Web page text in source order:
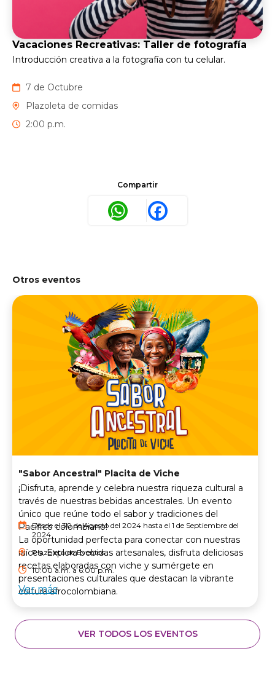
Vacaciones Recreativas: Taller de fotografía
Introducción creativa a la fotografía con tu celular.
7 de Octubre
Plazoleta de comidas
2:00 p.m.
Compartir
WhatsAppFacebook
Otros eventos
"Sabor Ancestral" Placita de Viche
¡Disfruta, aprende y celebra nuestra riqueza cultural a
través de nuestras bebidas ancestrales. Un evento
único que reúne todo el sabor y tradiciones del
Pacífico colombiano!
La oportunidad perfecta para conectar con nuestras
raíces. Explora bebidas artesanales, disfruta deliciosas
recetas elaboradas con viche y sumérgete en
presentaciones culturales que destacan la vibrante
cultura afrocolombiana.
Desde el 30 de Agosto del 2024 hasta el 1 de Septiembre del
2024
Plazoleta de Eventos
10:00 a.m. a 6:00 p.m.
Ver más
VER TODOS LOS EVENTOS